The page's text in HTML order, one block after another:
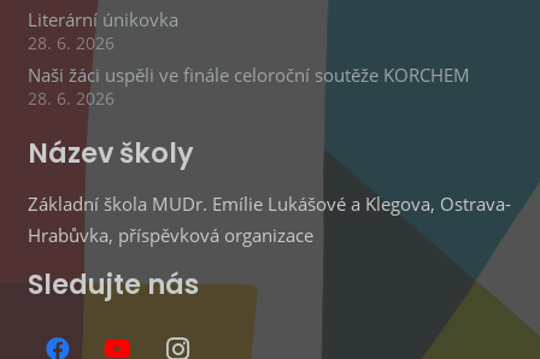
Literární únikovka
28. 6. 2026
Naši žáci uspěli ve finále celoroční soutěže KORCHEM
28. 6. 2026
Název školy
Základní škola MUDr. Emílie Lukášové a Klegova, Ostrava-
Hrabůvka, příspěvková organizace
Sledujte nás